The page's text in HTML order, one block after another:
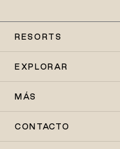
RESORTS
EXPLORAR
MÁS
CONTACTO